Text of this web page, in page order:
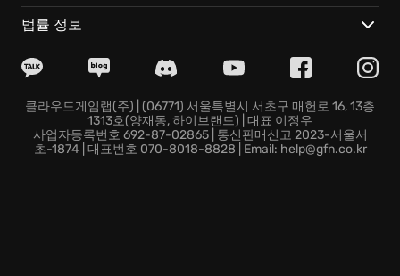
극사실적으로 구현된 유럽과 아시아Landscapes에서 펼
시베리아 횡단 철도 개척 등 잊을 수 없는 순간들을 만들
모듈식 станции 시스템: 자신만의 개성을 담아 역을 설
계하고, 도시의 랜드마크로 만들어 보세요. 효율적인 환
승 시스템을 구축하여 승객 만족도를 높이는 것도 중요합
법률 정보
클라우드게임랩(주) | (06771) 서울특별시 서초구 매헌로 16, 13층
1313호(양재동, 하이브랜드) | 대표 이정우
사업자등록번호 692-87-02865 | 통신판매신고 2023-서울서
초-1874 | 대표번호 070-8018-8828 | Email: help@gfn.co.kr